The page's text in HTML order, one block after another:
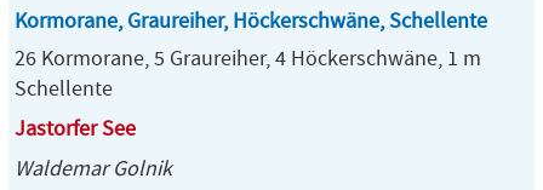
Kormorane, Graureiher, Höckerschwäne, Schellente
26 Kormorane, 5 Graureiher, 4 Höckerschwäne, 1 m
Schellente
Jastorfer See
Waldemar Golnik